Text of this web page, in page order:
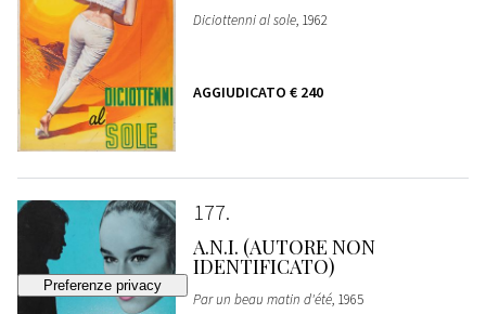
Diciottenni al sole, 1962
AGGIUDICATO € 240
177
A.N.I. (AUTORE NON
IDENTIFICATO)
Par un beau matin d'été, 1965